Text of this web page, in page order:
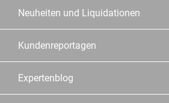
Neuheiten und Liquidationen
Kundenreportagen
Expertenblog